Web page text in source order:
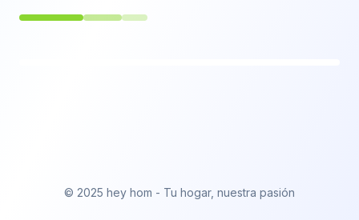
© 2025 hey hom - Tu hogar, nuestra pasión